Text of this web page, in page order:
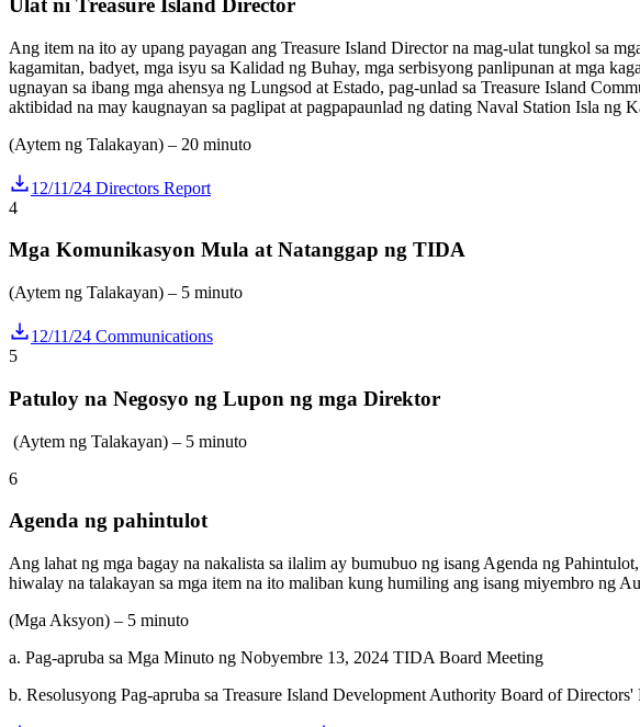
Ulat ni Treasure Island Director
Ang item na ito ay upang payagan ang Treasure Island Director na mag-ulat tungkol sa
kagamitan, badyet, mga isyu sa Kalidad ng Buhay, mga serbisyong panlipunan at mga
ugnayan sa ibang mga ahensya ng Lungsod at Estado, pag-unlad sa Treasure Island
aktibidad na may kaugnayan sa paglipat at pagpapaunlad ng dating Naval Station Isla ng
(Aytem ng Talakayan) – 20 minuto
12/11/24 Directors Report
4
Mga Komunikasyon Mula at Natanggap ng TIDA
(Aytem ng Talakayan) – 5 minuto
12/11/24 Communications
5
Patuloy na Negosyo ng Lupon ng mga Direktor
(Aytem ng Talakayan) – 5 minuto
6
Agenda ng pahintulot
Ang lahat ng mga bagay na nakalista sa ilalim ay bumubuo ng isang Agenda ng
hiwalay na talakayan sa mga item na ito maliban kung humiling ang isang miyembro ng
(Mga Aksyon) – 5 minuto
a. Pag-apruba sa Mga Minuto ng Nobyembre 13, 2024 TIDA Board Meeting
b. Resolusyong Pag-apruba sa Treasure Island Development Authority Board of